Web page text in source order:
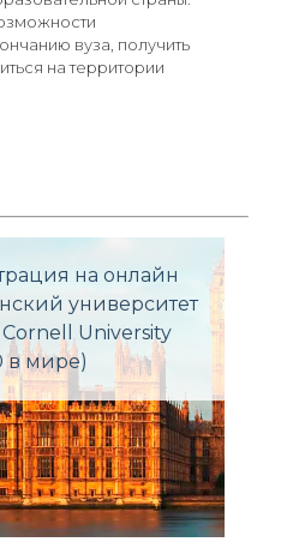
вуза, получить
на территории
на онлайн
университет
University
в мире)